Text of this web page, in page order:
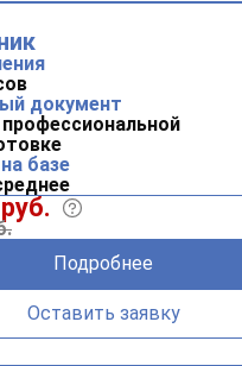
документ
базе
Подробнее
Оставить заявку